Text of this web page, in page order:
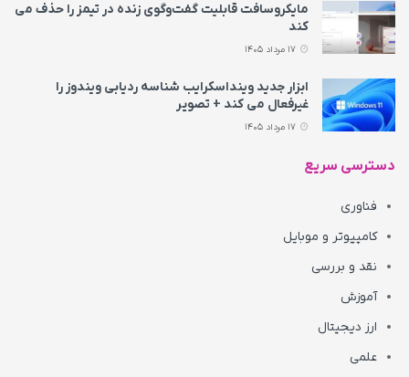
مایکروسافت قابلیت گفت‌وگوی زنده در تیمز را حذف می‌
کند
ابزار جدید وینداسکرایب شناسه ردیابی ویندوز را
غیرفعال می‌ کند + تصویر
دسترسی سریع
فناوری
کامپیوتر و موبایل
نقد و بررسی
آموزش
ارز دیجیتال
علمی